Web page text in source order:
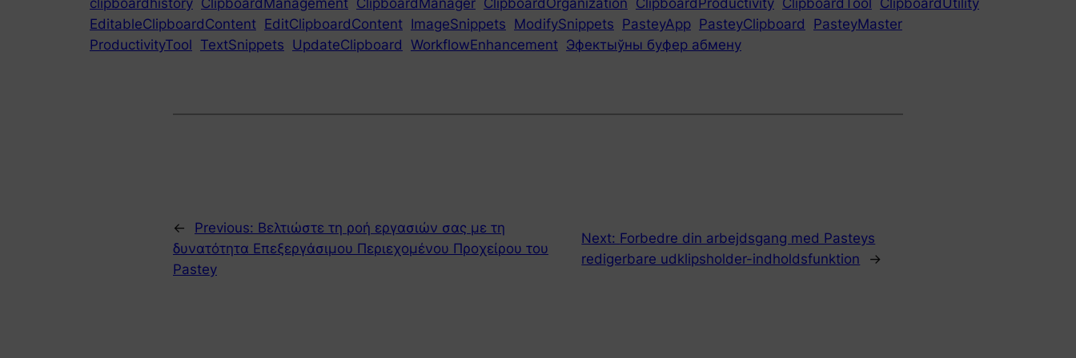
clipboardhistory ClipboardManagement ClipboardManager ClipboardOrganization ClipboardProductivity ClipboardTool ClipboardUtility
EditableClipboardContent EditClipboardContent ImageSnippets ModifySnippets PasteyApp PasteyClipboard
PasteyMaster
ProductivityTool TextSnippets UpdateClipboard WorkflowEnhancement Эфектыўны буфер абмену
← Previous: Βελτιώστε τη ροή εργασιών σας με τη
δυνατότητα Επεξεργάσιμου Περιεχομένου Προχείρου του
Pastey
Next: Forbedre din arbejdsgang med Pasteys
redigerbare udklipsholder-indholdsfunktion
→